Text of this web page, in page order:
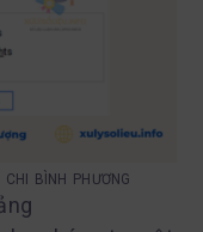
BÌNH PHƯƠNG